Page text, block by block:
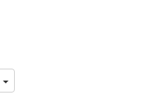
Toggle Dropdown